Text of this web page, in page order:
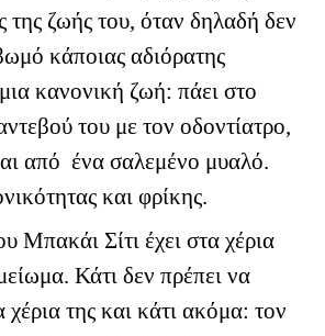
της ζωής του, όταν δηλαδή δεν
κάποιας αδιόρατης
κανονική ζωή: πάει στο
του με τον οδοντίατρο,
από ένα σαλεμένο μυαλό.
και φρίκης.
Μπακάι Σίτι έχει στα χέρια
Κάτι δεν πρέπει να
χέρια της και κάτι ακόμα: τον